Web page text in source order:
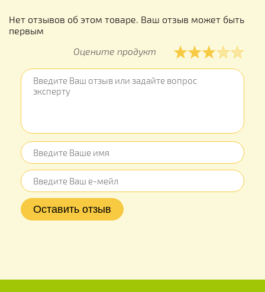
Нет отзывов об этом товаре. Ваш отзыв может быть
первым
Оцените продукт